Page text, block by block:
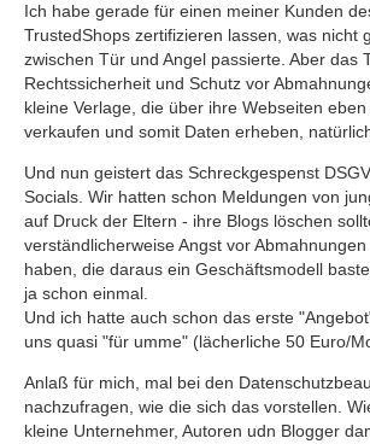
Ich habe gerade für einen meiner Kunden
TrustedShops zertifizieren lassen, was nicht
zwischen Tür und Angel passierte. Aber das
Rechtssicherheit und Schutz vor
kleine Verlage, die über ihre Webseiten
verkaufen und somit Daten erheben,
Und nun geistert das Schreckgespenst
Socials. Wir hatten schon Meldungen von
auf Druck der Eltern - ihre Blogs löschen
verständlicherweise Angst vor
haben, die daraus ein Geschäftsmodell
ja schon einmal.
Und ich hatte auch schon das erste
uns quasi "für umme" (lächerliche 50 Euro/
Anlaß für mich, mal bei den
nachzufragen, wie die sich das vorstellen.
kleine Unternehmer, Autoren udn Blogger